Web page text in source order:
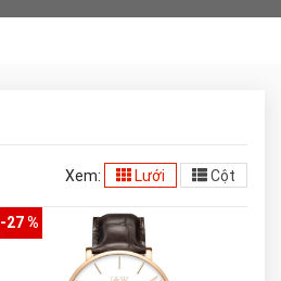
Xem: Lưới Cột
-27 %